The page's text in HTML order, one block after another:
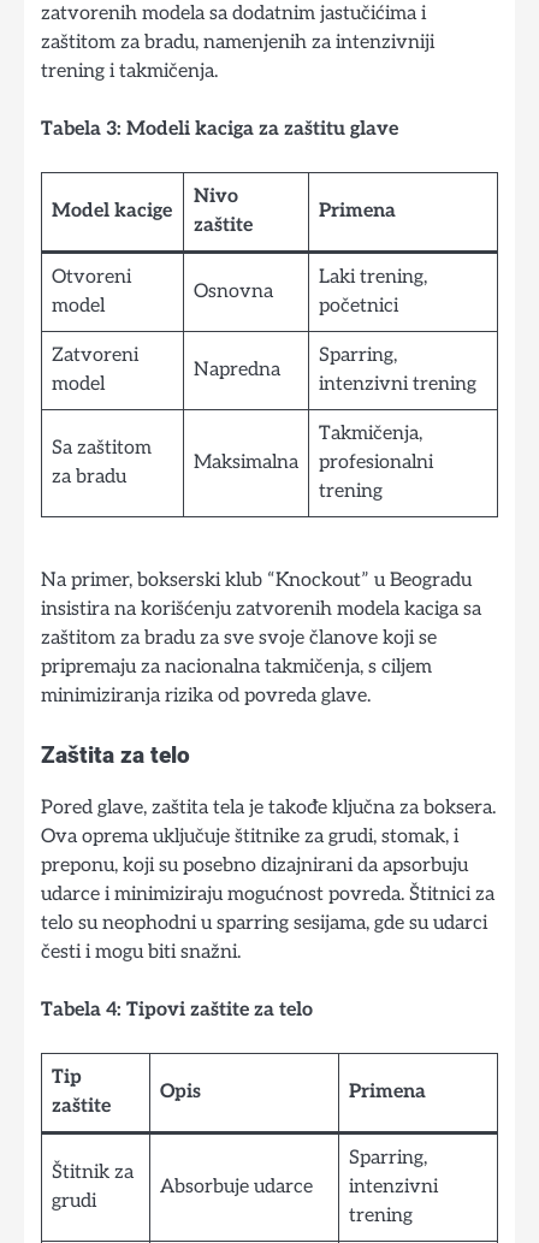
zatvorenih modela sa dodatnim jastučićima i
zaštitom za bradu, namenjenih za intenzivniji
trening i takmičenja.
Tabela 3: Modeli kaciga za zaštitu glave
Model kacige
Nivo
zaštite
Primena
Otvoreni
model
Osnovna
Laki trening,
početnici
Zatvoreni
model
Napredna
Sparring,
intenzivni trening
Sa zaštitom
za bradu
Maksimalna
Takmičenja,
profesionalni
trening
Na primer, bokserski klub “Knockout” u Beogradu
insistira na korišćenju zatvorenih modela kaciga sa
zaštitom za bradu za sve svoje članove koji se
pripremaju za nacionalna takmičenja, s ciljem
minimiziranja rizika od povreda glave.
Zaštita za telo
Pored glave, zaštita tela je takođe ključna za boksera.
Ova oprema uključuje štitnike za grudi, stomak, i
preponu, koji su posebno dizajnirani da apsorbuju
udarce i minimiziraju mogućnost povreda. Štitnici za
telo su neophodni u sparring sesijama, gde su udarci
česti i mogu biti snažni.
Tabela 4: Tipovi zaštite za telo
Tip
zaštite
Opis Primena
Štitnik za
grudi
Absorbuje udarce
Sparring,
intenzivni
trening